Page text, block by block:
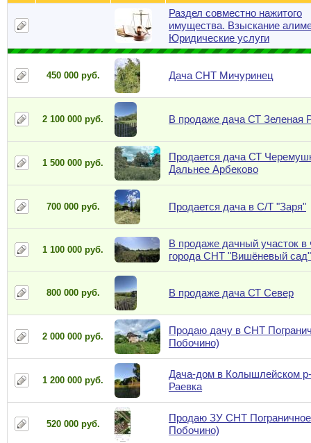
Раздел совместно нажитого
имущества. Взыскание
Юридические услуги
450 000 руб. Дача СНТ Мичуринец
2 100 000 руб. В продаже дача СТ Зеленая
1 500 000 руб.
Продается дача СТ
Дальнее Арбеково
700 000 руб. Продается дача в С/Т "Заря"
1 100 000 руб.
В продаже дачный участок в
города CHT "Вишёневый сад"
800 000 руб. В продаже дача СТ Север
2 000 000 руб.
Продаю дачу в СНТ
Побочино)
1 200 000 руб.
Дача-дом в Колышлейском
Раевка
520 000 руб.
Продаю ЗУ СНТ
Побочино)